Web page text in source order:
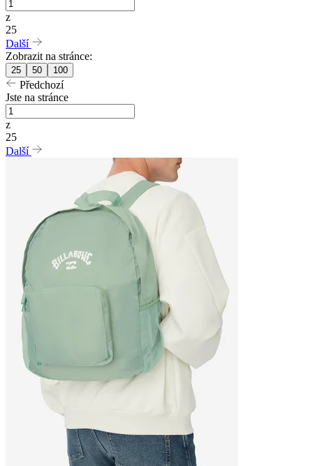
z
25
Další
Zobrazit na stránce:
25 50 100
Předchozí
Jste na stránce
z
25
Další